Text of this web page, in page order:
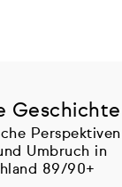
Geschichte
Umbruch in
89/90+